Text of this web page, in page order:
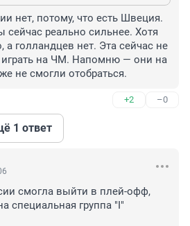
нет, потому, что есть Швеция.
сейчас реально сильнее. Хотя
а голландцев нет. Эта сейчас не
играть на ЧМ. Напомню — они на
не смогли отобраться.
+2 –0
1 ответ
смогла выйти в плей-офф,
специальная группа "I"